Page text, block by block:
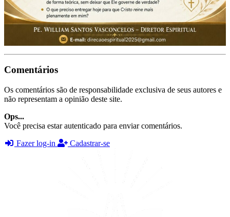
Comentários
Os comentários são de responsabilidade exclusiva de seus autores e
não representam a opinião deste site.
Ops...
Você precisa estar autenticado para enviar comentários.
Fazer log-in
Cadastrar-se